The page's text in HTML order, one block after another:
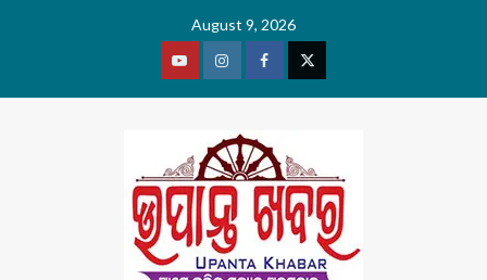
August 9, 2026
YoutubeVimeoFacebookTwitter